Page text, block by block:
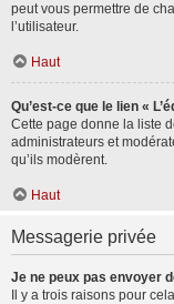
peut vous permettre de
l’utilisateur.
Haut
Qu’est-ce que le lien «
Cette page donne la liste
administrateurs et
qu’ils modèrent.
Haut
Messagerie privée
Je ne peux pas envoyer
Il y a trois raisons pour